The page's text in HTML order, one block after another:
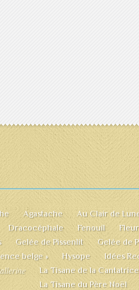
Agastache
Au Clair de
Dracocéphale Fenouil
Gelée de Pissenlit
Gelée de
belge » Hysope
Idées
La Tisane de la Cantatrice
La Tisane du Père Noël